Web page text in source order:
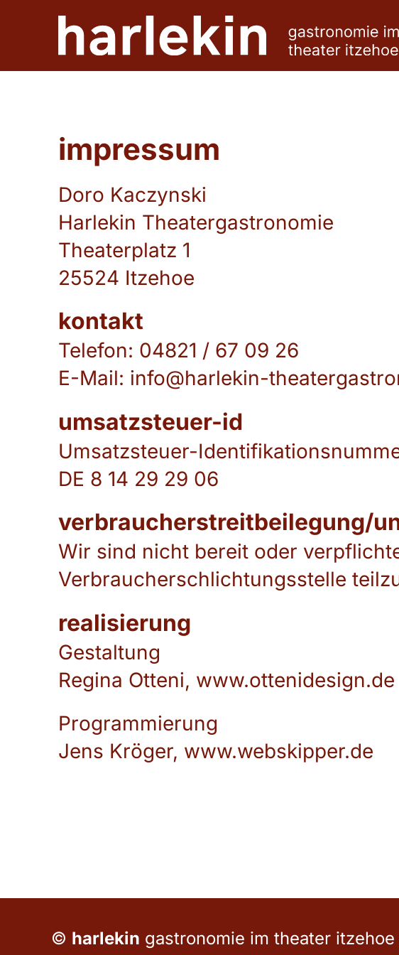
springen
impressum
Doro Kaczynski
Harlekin Theatergastronomie
Theaterplatz 1
25524 Itzehoe
kontakt
Telefon: 04821 / 67 09 26
E-Mail: info@harlekin-
umsatzsteuer-id
Umsatzsteuer-
DE 8 14 29 29 06
verbraucher­streit­beilegung/
Wir sind nicht bereit oder
Verbraucherschlichtungsstelle
realisierung
Gestaltung
Regina Otteni, www.ottenidesign.de
Programmierung
Jens Kröger, www.webskipper.de
© harlekin gastronomie im theater